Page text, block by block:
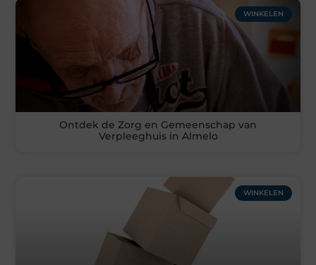
WINKELEN
Ontdek de Zorg en Gemeenschap van
Verpleeghuis in Almelo
WINKELEN